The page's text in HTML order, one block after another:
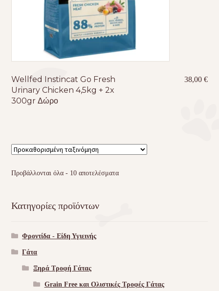
Wellfed Instincat Go Fresh
Urinary Chicken 4,5kg + 2x
300gr Δώρο
38,00€
Προβάλλονται όλα - 10 αποτελέσματα
Κατηγορίες προϊόντων
Φροντίδα - Είδη Υγιεινής
Γάτα
Ξηρά Τροφή Γάτας
Grain Free και Ολιστικές Τροφές Γάτας